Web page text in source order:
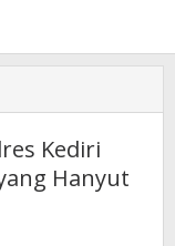
Kediri
Hanyut